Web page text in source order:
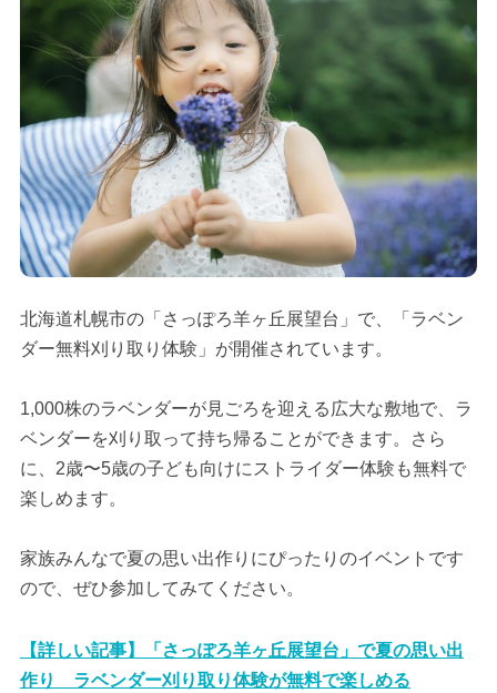
北海道札幌市の「さっぽろ羊ヶ丘展望台」で、「ラベン
ダー無料刈り取り体験」が開催されています。
1,000株のラベンダーが見ごろを迎える広大な敷地で、ラ
ベンダーを刈り取って持ち帰ることができます。さら
に、2歳〜5歳の子ども向けにストライダー体験も無料で
楽しめます。
家族みんなで夏の思い出作りにぴったりのイベントです
ので、ぜひ参加してみてください。
【詳しい記事】「さっぽろ羊ヶ丘展望台」で夏の思い出
作り ラベンダー刈り取り体験が無料で楽しめる